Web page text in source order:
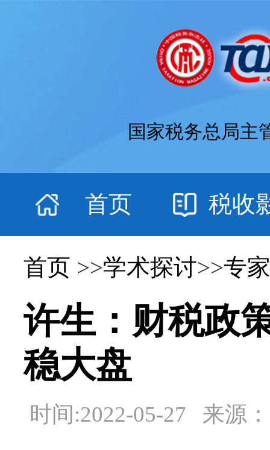
国家税务总局主
首页 税收
首页 >>学术探讨>>专
许生：财税政
稳大盘
时间:2022-05-27 来源